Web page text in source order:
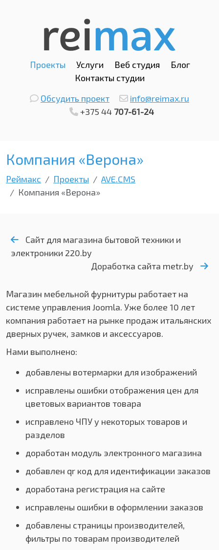
Проекты Услуги Веб студия
Блог
Контакты студии
Обсудить проект
info@reimax.ru
+375 44 707-61-24
Компания «Верона»
Реймакс Проекты
AVE.CMS
Компания «Верона»
Сайт для магазина бытовой техники и
электроники 220.by
Доработка сайта metr.by
Магазин мебельной фурнитуры работает на
системе управления Joomla. Уже более 10 лет
компания работает на рынке продаж итальянских
дверных ручек, замков и аксессуаров.
Нами выполнено:
добавлены вотермарки для изображений
исправлены ошибки отображения цен для
цветовых вариантов товара
исправлено ЧПУ у некоторых товаров и
разделов
доработан модуль электронного магазина
добавлен qr код для идентификации заказов
доработана регистрация на сайте
исправлены ошибки в оформлении заказов
добавлены страницы производителей,
фильтры по товарам производителей